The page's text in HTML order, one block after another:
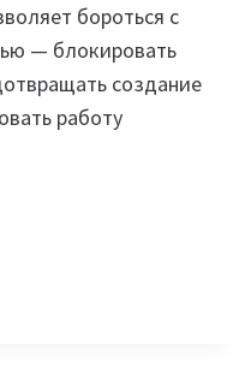
бороться с
— блокировать
создание
работу